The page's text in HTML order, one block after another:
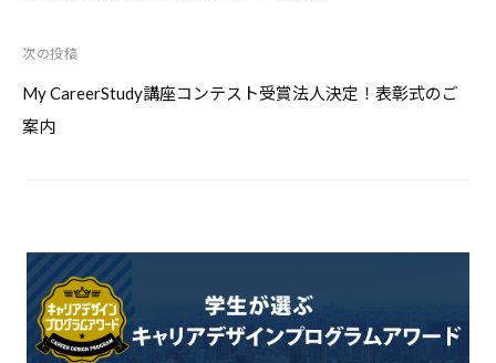
ー
シ
ョ
次の投稿
My CareerStudy講座コンテスト受賞法人決定！表彰式のご
案内